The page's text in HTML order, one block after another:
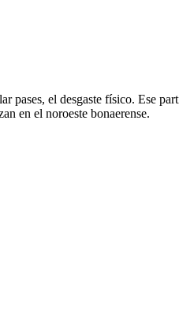
pases, el desgaste físico. Ese
en el noroeste bonaerense.